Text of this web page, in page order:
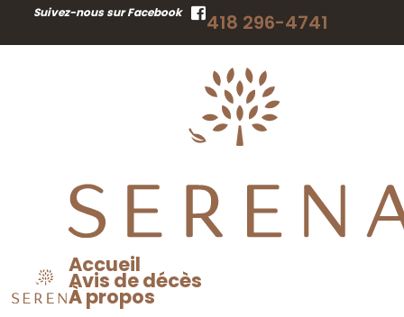
Suivez-nous sur Facebook 418 296-4741
Accueil
Avis de décès
À propos
RECHERCHER